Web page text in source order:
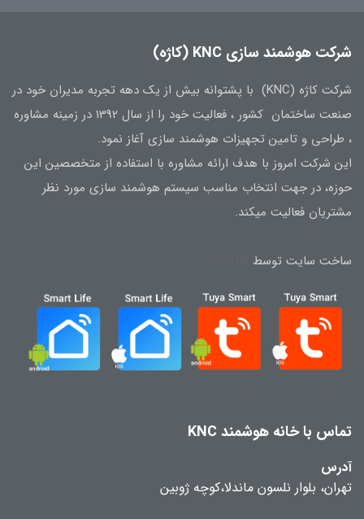
شرکت هوشمند سازی KNC (کاژه)
شرکت کاژه (KNC) با پشتوانه بیش از یک دهه تجربه مدیران خود در
صنعت ساختمان کشور ، فعالیت خود را از سال 1392 در زمینه مشاوره
، طراحی و تامین تجهیزات هوشمند سازی آغاز نمود.
این شرکت امروز با هدف ارائه مشاوره با استفاده از متخصصین این
حوزه، در جهت انتخاب مناسب سیستم هوشمند سازی مورد نظر
مشتریان فعالیت میکند.
ساخت سایت توسط
تماس با خانه هوشمند KNC
آدرس
تهران، بلوار نلسون ماندلا،کوچه ژوبین